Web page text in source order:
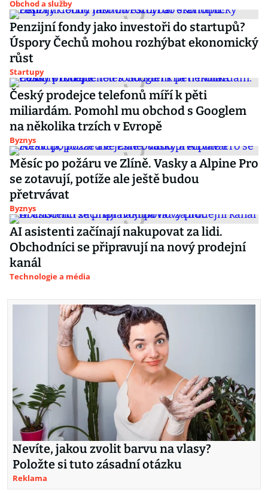
Obchod a služby
Penzijní fondy jako investoři do startupů?
Úspory Čechů mohou rozhýbat ekonomický
růst
Startupy
Český prodejce telefonů míří k pěti
miliardám. Pomohl mu obchod s Googlem
na několika trzích v Evropě
Byznys
Měsíc po požáru ve Zlíně. Vasky a Alpine Pro
se zotavují, potíže ale ještě budou
přetrvávat
Byznys
AI asistenti začínají nakupovat za lidi.
Obchodníci se připravují na nový prodejní
kanál
Technologie a média
Nevíte, jakou zvolit barvu na vlasy?
Položte si tuto zásadní otázku
Reklama